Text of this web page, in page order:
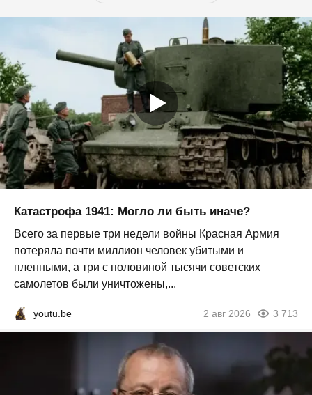
Катастрофа 1941: Могло ли быть иначе?
Всего за первые три недели войны Красная Армия
потеряла почти миллион человек убитыми и
пленными, а три с половиной тысячи советских
самолетов были уничтожены,...
youtu.be 2 авг 2026 3 713